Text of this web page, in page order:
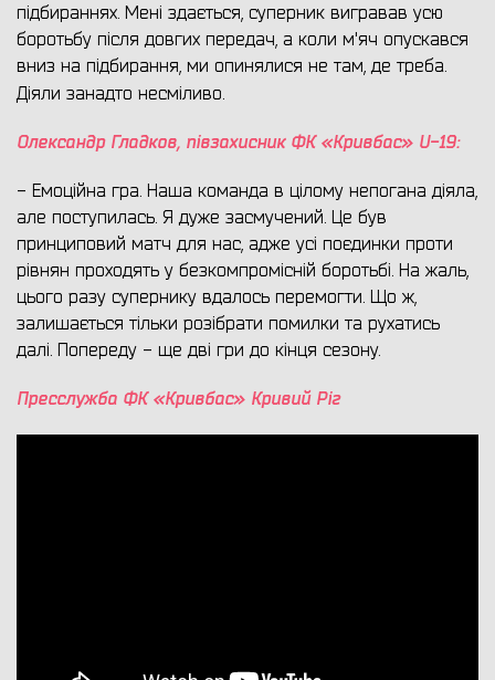
підбираннях. Мені здається, суперник вигравав усю
боротьбу після довгих передач, а коли м'яч опускався
вниз на підбирання, ми опинялися не там, де треба.
Діяли занадто несміливо.
Олександр Гладков, півзахисник ФК «Кривбас» U-19:
- Емоційна гра. Наша команда в цілому непогана діяла,
але поступилась. Я дуже засмучений. Це був
принциповий матч для нас, адже усі поєдинки проти
рівнян проходять у безкомпромісній боротьбі. На жаль,
цього разу супернику вдалось перемогти. Що ж,
залишається тільки розібрати помилки та рухатись
далі. Попереду - ще дві гри до кінця сезону.
Пресслужба ФК «Кривбас» Кривий Ріг